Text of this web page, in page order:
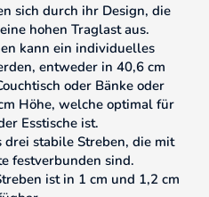
sich durch ihr Design, die
hohen Traglast aus.
kann ein individuelles
entweder in 40,6 cm
oder Bänke oder
Höhe, welche optimal für
Esstische ist.
drei stabile Streben, die mit
festverbunden sind.
ist in 1 cm und 1,2 cm